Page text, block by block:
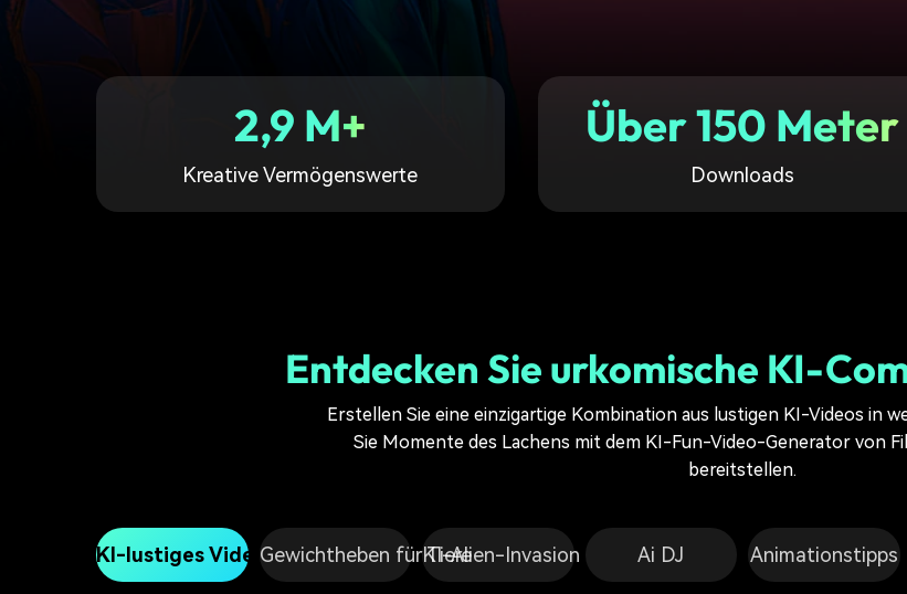
Kostenloser Download
2,9 M+
Kreative Vermögenswerte
Über 150 Meter
Downloads
Entdecken Sie urkomische KI-
Erstellen Sie eine einzigartige Kombination aus lustigen KI-Videos in
Sie Momente des Lachens mit dem KI-Fun-Video-Generator von
bereitstellen.
KI-lustiges VideoGewichtheben für TiereKI-Alien-Invasion Ai DJ Animationstipps